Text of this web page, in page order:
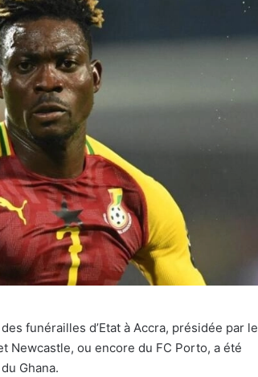
funérailles d’Etat à Accra, présidée par le
Newcastle, ou encore du FC Porto, a été
Ghana.